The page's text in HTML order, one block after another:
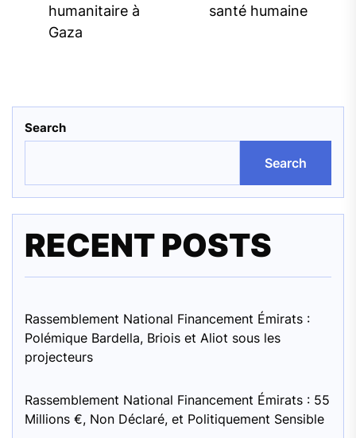
post:humanitaire à
Gaza
santé humaine
Search
Search
RECENT POSTS
Rassemblement National Financement Émirats :
Polémique Bardella, Briois et Aliot sous les
projecteurs
Rassemblement National Financement Émirats : 55
Millions €, Non Déclaré, et Politiquement Sensible